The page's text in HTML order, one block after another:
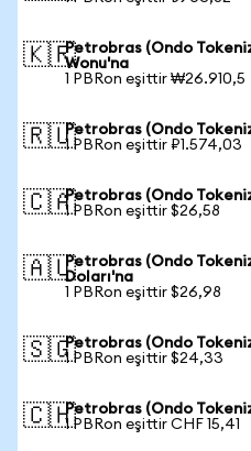
🇰🇷Petrobras (Ondo
Wonu'na
1 PBRon eşittir ₩26.910,5
🇷🇺Petrobras (Ondo
1 PBRon eşittir ₽1.574,03
🇨🇦Petrobras (Ondo
1 PBRon eşittir $26,58
🇦🇺Petrobras (Ondo
Doları'na
1 PBRon eşittir $26,98
🇸🇬Petrobras (Ondo
1 PBRon eşittir $24,33
🇨🇭Petrobras (Ondo
1 PBRon eşittir CHF 15,41